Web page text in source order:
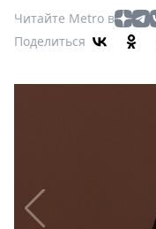
Афиша
Книги
Пресс-
Читайте Metro в
Поделиться